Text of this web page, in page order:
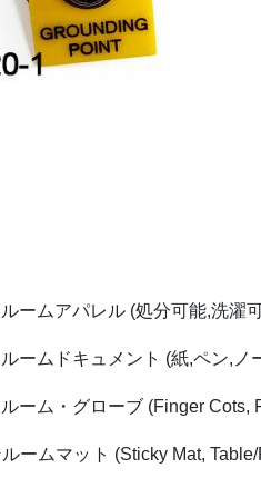
ームアパレル (処分可能,洗濯
ームドキュメント (紙,ペン,ノ
ーム・グローブ (Finger
ームマット (Sticky Mat,